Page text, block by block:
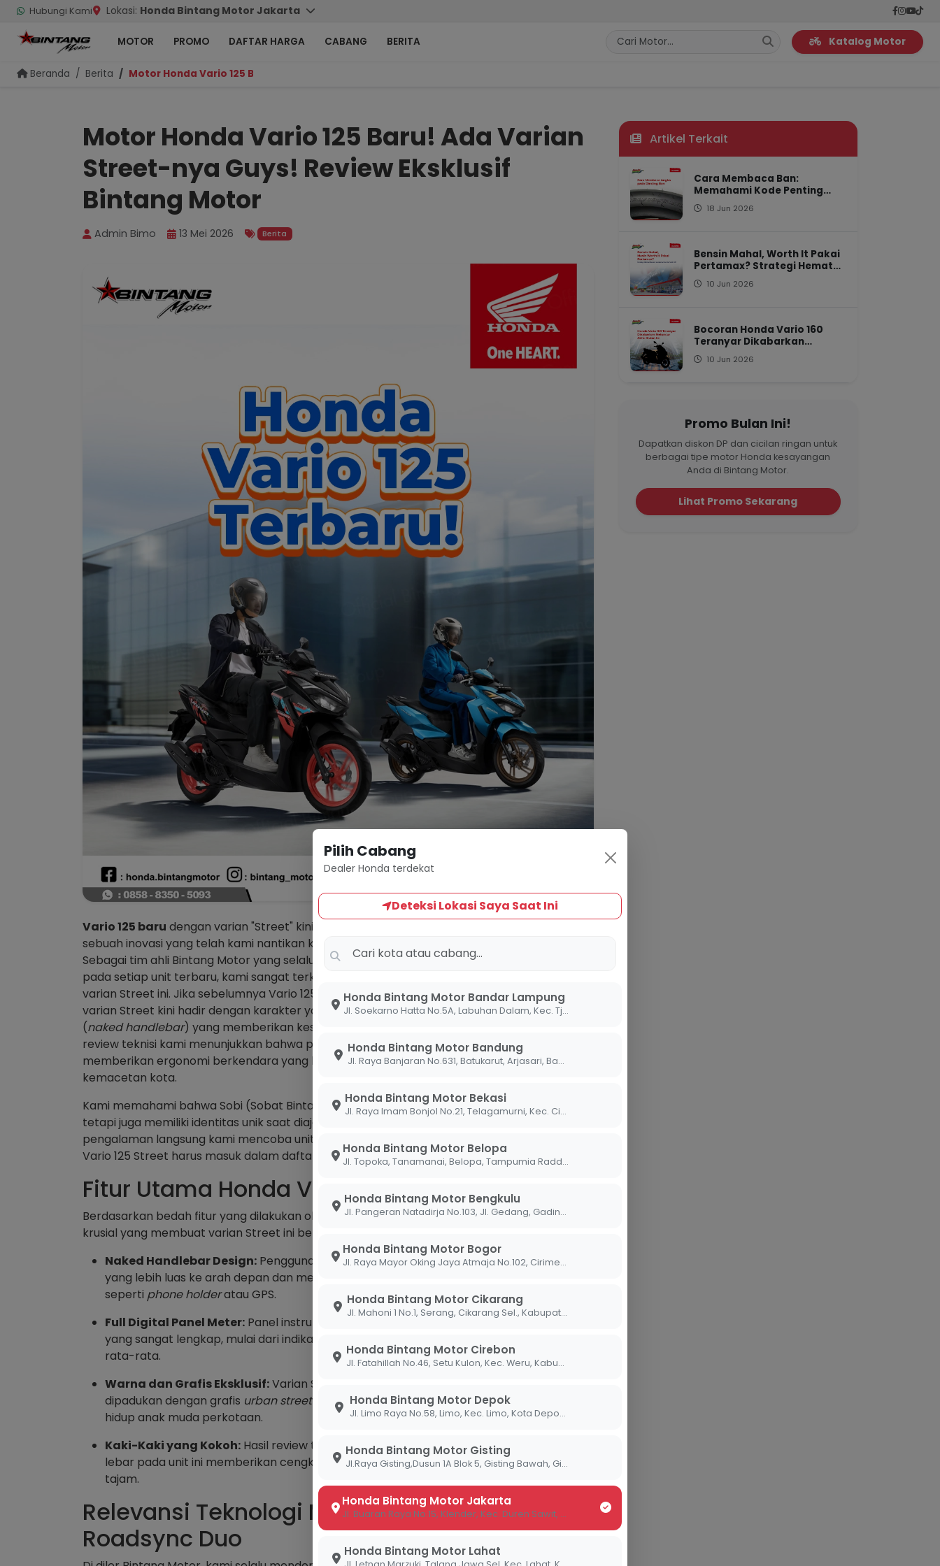
Hubungi Kami Lokasi: Honda Bintang Motor Jakarta
MOTOR PROMO DAFTAR HARGA CABANG BERITA Katalog Motor
Pilih Cabang
Dealer Honda terdekat
Deteksi Lokasi Saya Saat Ini
Honda Bintang Motor Bandar Lampung
Jl. Soekarno Hatta No.5A, Labuhan Dalam, Kec. Tj. Senang, Kota Bandar Lampung, Lampung 35141
Honda Bintang Motor Bandung
Jl. Raya Banjaran No.631, Batukarut, Arjasari, Bandung, Jawa Barat 40379
Honda Bintang Motor Bekasi
Jl. Raya Imam Bonjol No.21, Telagamurni, Kec. Cikarang Barat, Bekasi Jawa Barat 17530.
Honda Bintang Motor Belopa
Jl. Topoka, Tanamanai, Belopa, Tampumia Radda, Belopa, Kabupaten Luwu, Sulawesi Selatan 91994
Honda Bintang Motor Bengkulu
Jl. Pangeran Natadirja No.103, Jl. Gedang, Gading Cemp., Kota Bengkulu, Bengkulu 38226
Honda Bintang Motor Bogor
Jl. Raya Mayor Oking Jaya Atmaja No.102, Cirimekar, Kec. Cibinong, Kabupaten Bogor, Jawa Barat 16918
Honda Bintang Motor Cikarang
Jl. Mahoni 1 No.1, Serang, Cikarang Sel., Kabupaten Bekasi, Jawa Barat 17530
Honda Bintang Motor Cirebon
Jl. Fatahillah No.46, Setu Kulon, Kec. Weru, Kabupaten Cirebon, Jawa Barat 45154
Honda Bintang Motor Depok
Jl. Limo Raya No.58, Limo, Kec. Limo, Kota Depok, Jawa Barat 16514
Honda Bintang Motor Gisting
Jl.Raya Gisting,Dusun 1A Blok 5, Gisting Bawah, Gisting, Tanggamus, Lampung 35378
Honda Bintang Motor Jakarta
Jl. Buaran Raya No.15, Klender, Kec. Duren Sawit, Kota Jakarta Timur, Daerah Khusus Ibukota Jakarta 13470
Honda Bintang Motor Lahat
Beranda Berita Motor Honda Vario 125 Baru! Ada Varian Street-nya Guys! Review Eksklusif Bintang Motor
Motor Honda Vario 125 Baru! Ada Varian
Street-nya Guys! Review Eksklusif
Bintang Motor
Admin Bimo 13 Mei 2026 Berita
Vario 125 baru dengan varian "Street" kini telah resmi hadir dan siap mengguncang jalanan,
sebuah inovasi yang telah kami nantikan kehadirannya di seluruh diler Bintang Motor.
Sebagai tim ahli Bintang Motor yang selalu melakukanunboxingdan inspeksi teknis pertama
pada setiap unit terbaru, kami sangat terkesan dengan transformasi visual yang dibawa oleh
varian Street ini. Jika sebelumnya Vario 125 dikenal dengan tampilan elegan dansporty,
varian Street kini hadir dengan karakter yang lebih berani, menggunakan setang telanjang
(naked handlebar) yang memberikan kesan tangguh layaknya sang kakak, Honda ADV. Hasil
review teknisi kami menunjukkan bahwa perubahan ini bukan sekadar estetika, melainkan
memberikan ergonomi berkendara yang lebih santai namun tetap presisi untuk melibas
kemacetan kota.
Kami memahami bahwa Sobi (Sobat Bintang) menginginkan motor yang tidak hanya irit,
tetapi juga memiliki identitas unik saat diajak nongkrong maupun bekerja. Melalui
pengalaman langsung kami mencoba unit ini di area diler, berikut adalah alasan mengapa
Vario 125 Street harus masuk dalam daftar incaran Anda.
Fitur Utama Honda Vario 125 Varian Street
Berdasarkan bedah fitur yang dilakukan oleh tim ahli Bintang Motor, ada beberapa poin
krusial yang membuat varian Street ini berbeda dari versi standarnya:
Naked Handlebar Design: Penggunaan setang tanpacovermemberikan visibilitas
yang lebih luas ke arah depan dan memudahkan pemasangan aksesori tambahan
seperti phone holderatau GPS.
Full Digital Panel Meter: Panel instrumen kini tampil lebih modern dengan informasi
yang sangat lengkap, mulai dari indikator penggantian oli hingga konsumsi bahan bakar
rata-rata.
Warna dan Grafis Eksklusif:Varian Street dibekali dengan pilihan warna
dipadukan dengan grafis urban streetyang sangat kental, sangat cocok untuk gaya
hidup anak muda perkotaan.
Kaki-Kaki yang Kokoh: Hasil review teknisi kami memastikan bahwa ban
lebar pada unit ini memberikan cengkeraman maksimal saat bermanuver di tikungan
tajam.
Relevansi Teknologi Modern dan Dukungan
Roadsync Duo
Artikel Terkait
Cara Membaca Ban:
Memahami Kode Penting
untuk Keamanan Berkendara
18 Jun 2026
Bensin Mahal, Worth It Pakai
Pertamax? Strategi Hemat
Bersama Honda
10 Jun 2026
Bocoran Honda Vario 160
Teranyar Dikabarkan
Meluncur Akhir Bulan Ini
10 Jun 2026
Promo Bulan Ini!
Dapatkan diskon DP dan cicilan ringan untuk
berbagai tipe motor Honda kesayangan
Anda di Bintang Motor.
Lihat Promo Sekarang